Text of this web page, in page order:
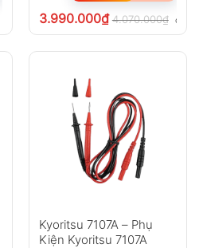
3.990.000₫ 4.070.000₫ chưa
Kyoritsu 7107A – Phụ
Kiện Kyoritsu 7107A